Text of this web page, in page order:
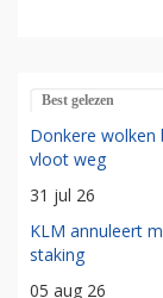
Best gelezen
Donkere wolken
vloot weg
31 jul 26
KLM annuleert
staking
05 aug 26